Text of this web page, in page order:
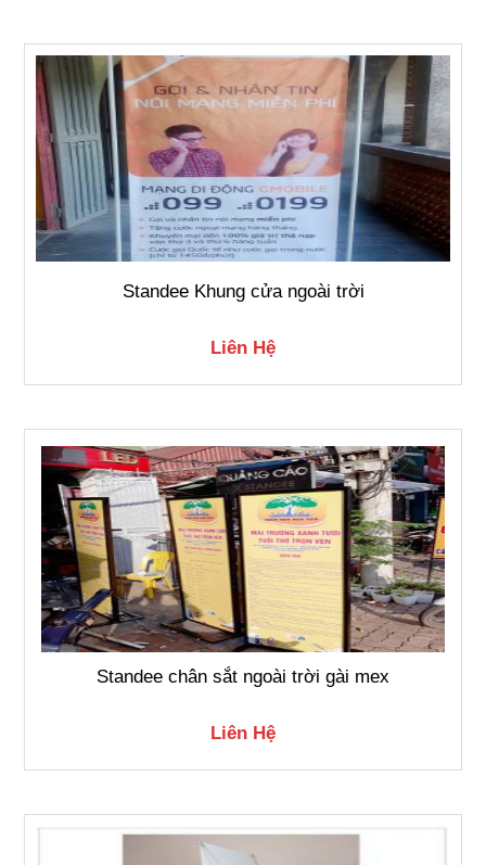
Standee Khung cửa ngoài trời
Liên Hệ
Standee chân sắt ngoài trời gài mex
Liên Hệ